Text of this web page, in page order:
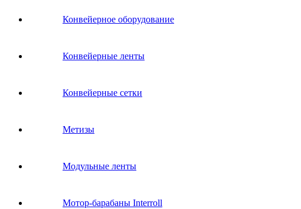
Конвейерное оборудование
Конвейерные ленты
Конвейерные сетки
Метизы
Модульные ленты
Мотор-барабаны Interroll